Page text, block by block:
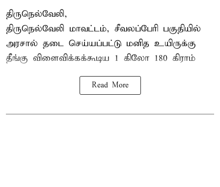
திருநெல்வேலி,
திருநெல்வேலி மாவட்டம், சீவலப்பேரி பகுதியில்
அரசால் தடை செய்யப்பட்டு மனித உயிருக்கு
தீங்கு விளைவிக்கக்கூடிய 1 கிலோ 180 கிராம்
Read More